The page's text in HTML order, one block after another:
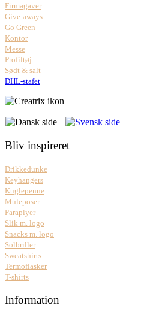
Firmagaver
Give-aways
Go Green
Kontor
Messe
Profiltøj
Sødt & salt
DHL-stafet
Bliv inspireret
Drikkedunke
Keyhangers
Kuglepenne
Muleposer
Paraplyer
Slik m. logo
Snacks m. logo
Solbriller
Sweatshirts
Termoflasker
T-shirts
Information